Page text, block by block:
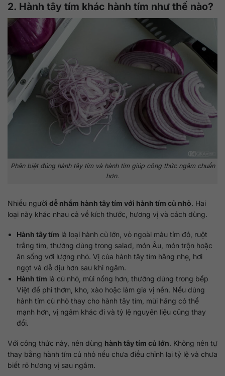
2. Hành tây tím khác hành tím như thế nào?
Phân biệt đúng hành tây tím và hành tím giúp công thức ngâm chuẩn
hơn.
Nhiều người dễ nhầm hành tây tím với hành tím củ nhỏ. Hai
loại này khác nhau cả về kích thước, hương vị và cách dùng.
Hành tây tím là loại hành củ lớn, vỏ ngoài màu tím đỏ, ruột
trắng tím, thường dùng trong salad, món Âu, món trộn hoặc
ăn sống với lượng nhỏ. Vị của hành tây tím hăng nhẹ, hơi
ngọt và dễ dịu hơn sau khi ngâm.
Hành tím là củ nhỏ, mùi nồng hơn, thường dùng trong bếp
Việt để phi thơm, kho, xào hoặc làm gia vị nền. Nếu dùng
hành tím củ nhỏ thay cho hành tây tím, mùi hăng có thể
mạnh hơn, vị ngâm khác đi và tỷ lệ nguyên liệu cũng thay
đổi.
Với công thức này, nên dùng hành tây tím củ lớn. Không nên tự
thay bằng hành tím củ nhỏ nếu chưa điều chỉnh lại tỷ lệ và chưa
biết rõ hương vị sau ngâm.